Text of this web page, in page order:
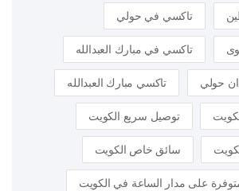
تاكسي في حولي
تاكسي في مبارك العبدالله
حولي تاكسي مبارك العبدالله
توصيل سريع الكويت
سائق خاص الكويت
على مدار الساعة في الكويت